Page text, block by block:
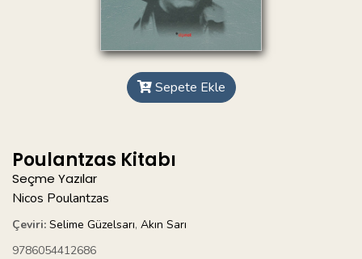
Sepete Ekle
Poulantzas Kitabı
Seçme Yazılar
Nicos Poulantzas
Çeviri: Selime Güzelsarı, Akın Sarı
9786054412686